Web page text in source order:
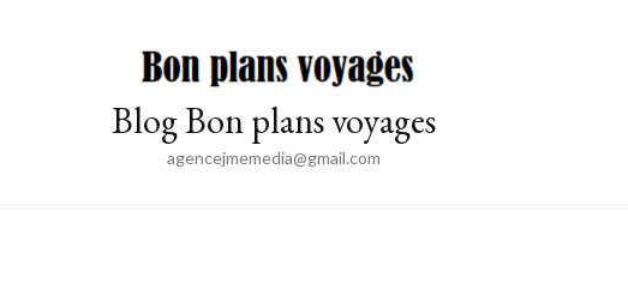
Blog Bon plans voyages
agencejmemedia@gmail.com